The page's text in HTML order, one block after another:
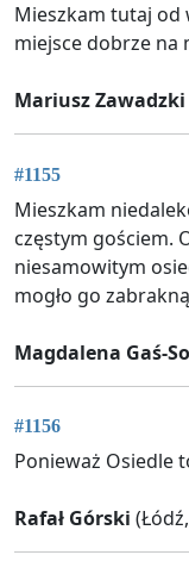
Mieszkam tutaj od
miejsce dobrze na
Mariusz Zawadzki
#1155
Mieszkam
częstym gościem.
niesamowitym
mogło go
Magdalena Gaś-
#1156
Ponieważ Osiedle
Rafał Górski